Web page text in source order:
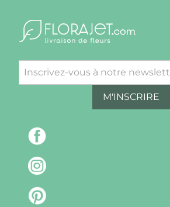
M'INSCRIRE